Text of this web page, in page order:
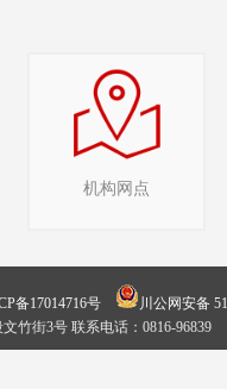
机构网点
备17014716号
川公网安备
竹街3号 联系电话：0816-96839